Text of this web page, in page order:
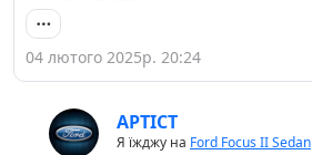
04 лютого 2025р. 20:24
APTICT
Я їжджу на Ford Focus II Sedan